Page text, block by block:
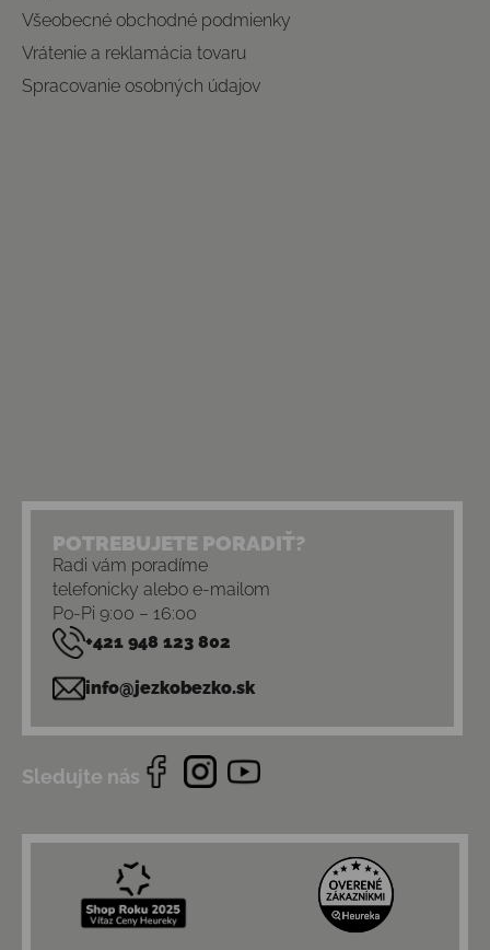
Všeobecné obchodné podmienky
Vrátenie a reklamácia tovaru
Spracovanie osobných údajov
POTREBUJETE PORADIŤ?
Radi vám poradíme
telefonicky alebo e-mailom
Po-Pi 9:00 – 16:00
+421 948 123 802
info@jezkobezko.sk
Sledujte nás